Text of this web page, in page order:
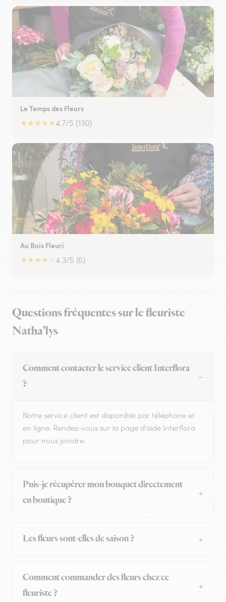
Le Temps des Fleurs
★★★★★4.7/5 (130)
Au Bois Fleuri
★★★★ 4.3/5 (6)
Questions fréquentes sur le fleuriste
Natha’lys
Comment contacter le service client Interflora
?
Notre service client est disponible par téléphone et
en ligne. Rendez-vous sur la page d'aide Interflora
pour nous joindre.
Puis-je récupérer mon bouquet directement
en boutique ?
Les fleurs sont-elles de saison ?
Comment commander des fleurs chez ce
fleuriste ?